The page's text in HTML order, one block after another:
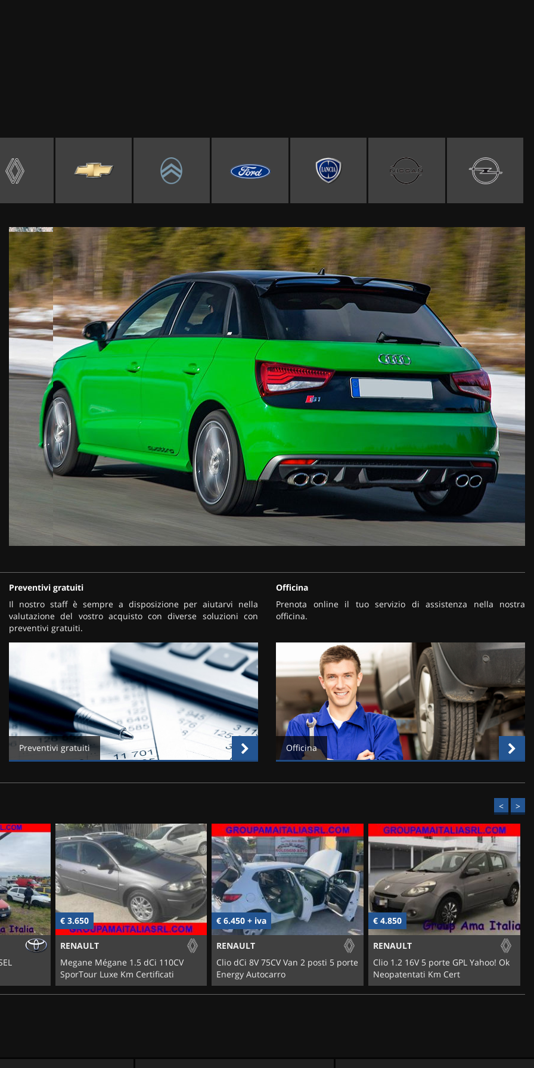
Preventivi gratuiti
Il nostro staff è sempre a disposizione per aiutarvi nella
valutazione del vostro acquisto con diverse soluzioni con
preventivi gratuiti.
Preventivi gratuiti
Officina
Prenota online il tuo servizio di assistenza nella nostra
officina.
Officina
< >
€ 3.650
RENAULT
Megane Mégane 1.5 dCi 110CV
SporTour Luxe Km Certificati
€ 6.450 + iva
RENAULT
Clio dCi 8V 75CV Van 2 posti 5 porte
Energy Autocarro
€ 4.850
RENAULT
Clio 1.2 16V 5 porte GPL Yahoo! Ok
Neopatentati Km Cert